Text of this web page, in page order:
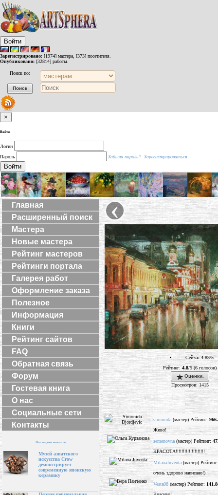
Войти
Зарегистрировано: [1974] мастера, [373] посетителя.
Опубликовано: [32814] работы.
Поиск по:
×
Войти
Логин
Пароль
Забыли пароль? Зарегистрироваться
Войти
Главная
Расширенный поиск
Мастера
Новые мастера
Рейтинг мастеров
Рейтинги портала
Галерея работ
Оформление заказа
Полезное
Информация
Книги
Рейтинг сайтов
FAQ
Обратная связь
Форум
Гостевая книга
О нас
Социальные сети
Контакты
Последние новости
Музей азиатского
искусства Crow
демонстрирует
современную японскую
керамику
‹
Сейчас 4.83/5
Рейтинг: 4.8/5 (6 голосов)
Оценки.
Просмотров: 1415
simonida (мастер) Рейтинг:
Живо!
semenovna (мастер) Рейтинг:
КРАСОТА!!!!!!!!!!!!!!!!!!!!
MilanaJuventa (мастер)
очень здорово написано!)
Vesta08 (мастер) Рейтинг: